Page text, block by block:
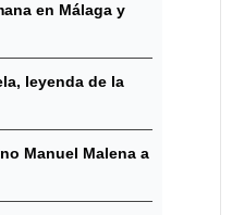
en Málaga y
leyenda de la
Manuel Malena a